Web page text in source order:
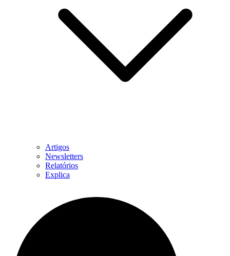
Artigos
Newsletters
Relatórios
Explica